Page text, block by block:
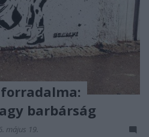
forradalma:
barbárság
május 19.